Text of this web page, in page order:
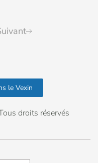
le Vexin
droits réservés